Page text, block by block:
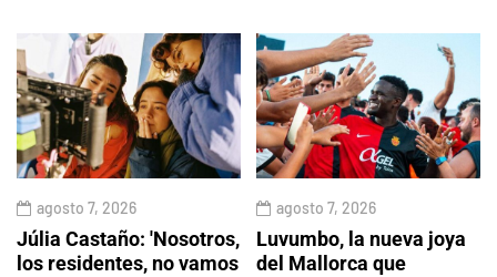
agosto 7, 2026
Júlia Castaño: 'Nosotros,
los residentes, no vamos
agosto 7, 2026
Luvumbo, la nueva joya
del Mallorca que